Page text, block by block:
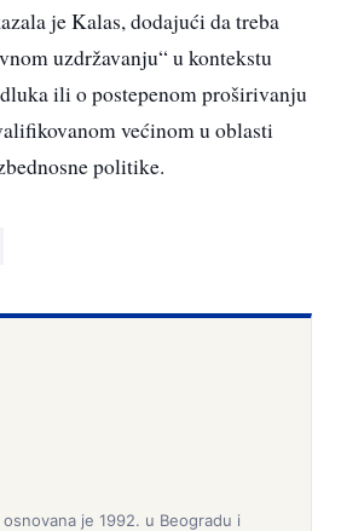
je Kalas, dodajući da treba
uzdržavanju“ u kontekstu
ili o postepenom proširivanju
većinom u oblasti
politike.
je 1992. u Beogradu i